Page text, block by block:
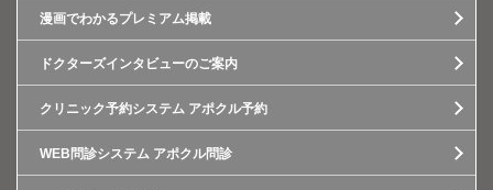
漫画でわかるプレミアム掲載
ドクターズインタビューのご案内
クリニック予約システム アポクル予約
WEB問診システム アポクル問診